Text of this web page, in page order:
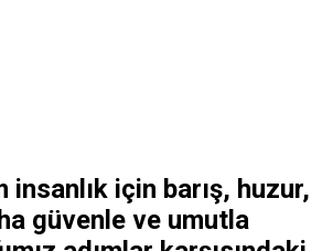
insanlık için barış, huzur,
güvenle ve umutla